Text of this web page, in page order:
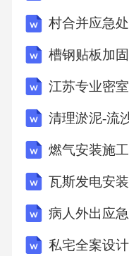
更幸福。第二，我
“活得好”。获取
另一回事。即便
源不易，但拥有资
替代的重要作用，
在。第三，我们
养制。现代高考制
是通过设定标准，
村合并应急
槽钢贴板加
江苏专业密
清理淤泥-流
燃气安装施
瓦斯发电安
病人外出应
私宅全案设